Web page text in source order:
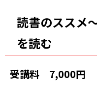
読書のススメ
を読む
受講料
7,000円